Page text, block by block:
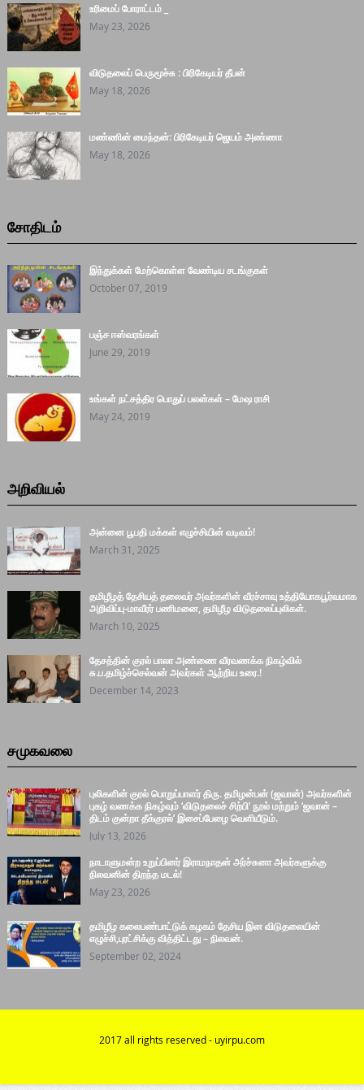
உரிமைப் போராட்டம் _
May 23, 2026
விடுதலைப் பெருமூச்சு : பிரிகேடியர் தீபன்
May 18, 2026
மண்ணின் மைந்தன்: பிரிகேடியர் ஜெயம் அண்ணா
May 18, 2026
சோதிடம்
இந்துக்கள் மேற்கொள்ள வேண்டிய சடங்குகள்
October 07, 2019
பஞ்ச ஈஸ்வரங்கள்
June 29, 2019
உங்கள் நட்சத்திர பொதுப் பலன்கள் – மேஷ ராசி
May 24, 2019
அறிவியல்
அன்னை பூபதி மக்கள் எழுச்சியின் வடிவம்!
March 31, 2025
தமிழீழத் தேசியத் தலைவர் அவர்களின் வீரச்சாவு உத்தியோகபூர்வமாக
அறிவிப்பு-மாவீரர் பணிமனை, தமிழீழ விடுதலைப்புலிகள்.
March 10, 2025
தேசத்தின் குரல் பாலா அண்ணை வீரவணக்க நிகழ்வில்
சு.ப.தமிழ்ச்செல்வன் அவர்கள் ஆற்றிய உரை.!
December 14, 2023
சமுகவலை
புலிகளின் குரல் பொறுப்பாளர் திரு. தமிழன்பன் (ஜவான்) அவர்களின்
புகழ் வணக்க நிகழ்வும் ‘விடுதலைச் சிற்பி’ நூல் மற்றும் ‘ஜவான் –
திடம் குன்றா தீக்குரல்’ இசைப்பேழை வெளியீடும்.
July 13, 2026
நாடாளுமன்ற உறுப்பினர் இராமநாதன் அர்ச்சுனா அவர்களுக்கு
நிலவனின் திறந்த மடல்!
May 23, 2026
தமிழீழ கலைபண்பாட்டுக் கழகம் தேசிய இன விடுதலையின்
எழுச்சி,புரட்சிக்கு வித்திட்டது – நிலவன்.
September 02, 2024
2017 all rights reserved - uyirpu.com